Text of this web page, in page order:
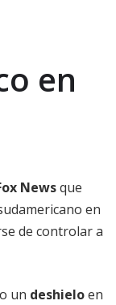
en
Newsque
en
de controlar a
un deshieloen